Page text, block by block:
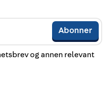
og annen relevant